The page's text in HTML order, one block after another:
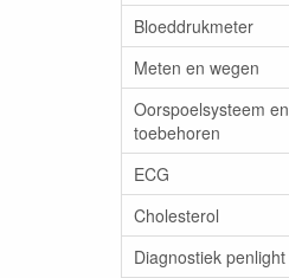
Bloeddrukmeter
Meten en wegen
Oorspoelsysteem en
toebehoren
ECG
Cholesterol
Diagnostiek penlight